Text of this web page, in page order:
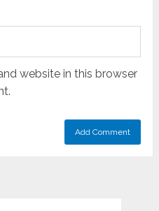
website in this browser